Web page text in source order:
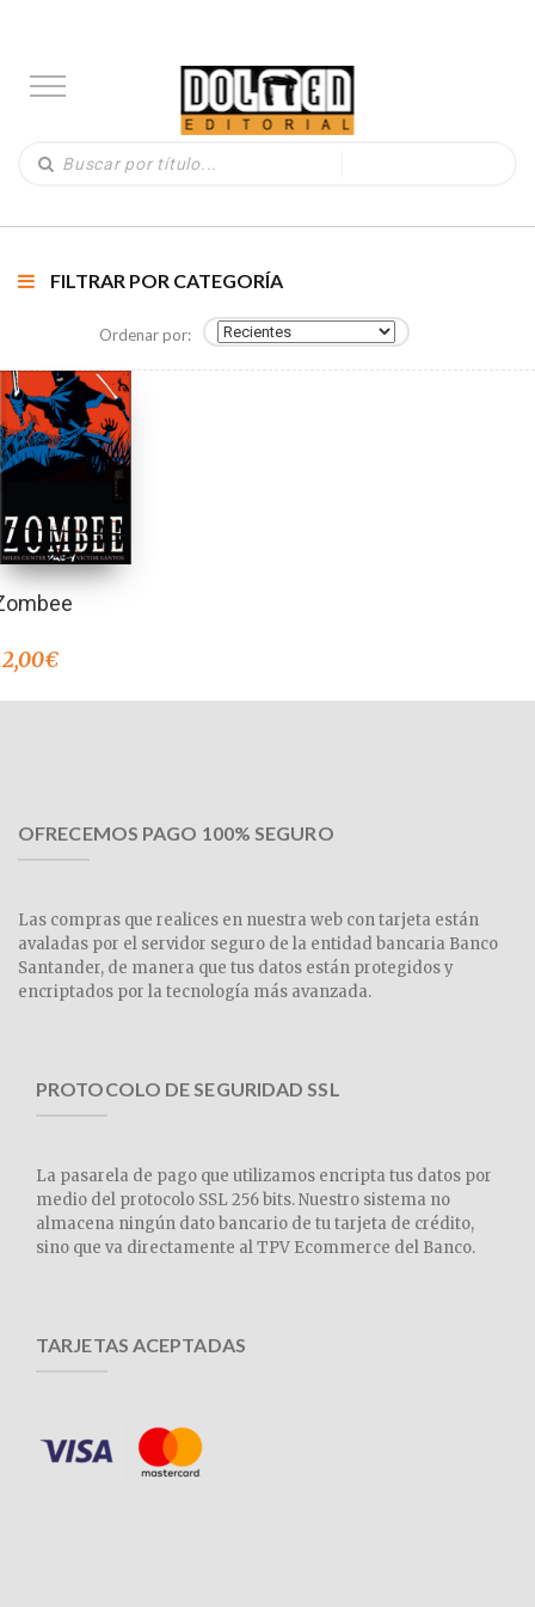
FILTRAR POR CATEGORÍA
Ordenar por:
€
OFRECEMOS PAGO 100% SEGURO
Las compras que realices en nuestra web con tarjeta están
avaladas por el servidor seguro de la entidad bancaria Banco
Santander, de manera que tus datos están protegidos y
encriptados por la tecnología más avanzada.
PROTOCOLO DE SEGURIDAD SSL
La pasarela de pago que utilizamos encripta tus datos por
medio del protocolo SSL 256 bits. Nuestro sistema no
almacena ningún dato bancario de tu tarjeta de crédito,
sino que va directamente al TPV Ecommerce del Banco.
TARJETAS ACEPTADAS